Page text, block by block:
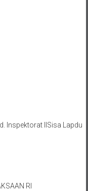
Inspektorat IISisa Lapdu
RI